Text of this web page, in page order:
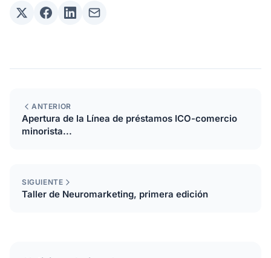
ANTERIOR
Apertura de la Línea de préstamos ICO-comercio
minorista...
SIGUIENTE
Taller de Neuromarketing, primera edición